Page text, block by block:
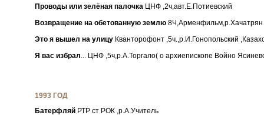
Проводы или зелёная палочка ЦНФ ,2ч,авт.Е.Потиевский
Возвращение на обетованную землю 8Ч,Арменфильм,р.Хачатрян
Это я вышел на улицу Кванторофонт ,5ч.,р.И.Гонопольский
Я вас избрал... ЦНФ ,5ч,р.А.Торгало( о архиепископе Войно
1993 ГОД
Батерфляй РТР ст РОК ,р.А.Учитель